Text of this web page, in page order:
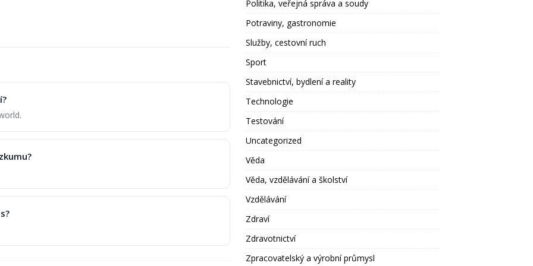
Politika, veřejná správa a soudy
Potraviny, gastronomie
Služby, cestovní ruch
Sport
Stavebnictví, bydlení a reality
Technologie
Testování
Uncategorized
Věda
Věda, vzdělávání a školství
Vzdělávání
Zdraví
Zdravotnictví
Zpracovatelský a výrobní průmysl